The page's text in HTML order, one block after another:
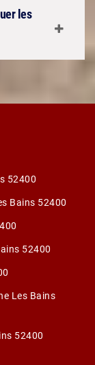
les
52400
Bains 52400
52400
Les Bains
52400